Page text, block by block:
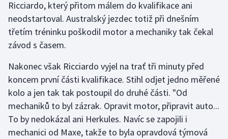
Stolní tenis
Triatlon
Vodní slalom
Volejbal
Ostatní
Ricciardo, který přitom málem do kvalifikace ani
neodstartoval. Australský jezdec totiž při dnešním
třetím tréninku poškodil motor a mechaniky tak čekal
závod s časem.
Nakonec však Ricciardo vyjel na trať tři minuty před
koncem první části kvalifikace. Stihl odjet jedno měřené
kolo a jen tak tak postoupil do druhé části. "Od
mechaniků to byl zázrak. Opravit motor, připravit auto...
To by nedokázal ani Herkules. Navíc se zapojili i
mechanici od Maxe, takže to byla opravdová týmová